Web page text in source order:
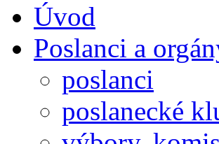
Úvod
Poslanci a
poslanci
poslanecké